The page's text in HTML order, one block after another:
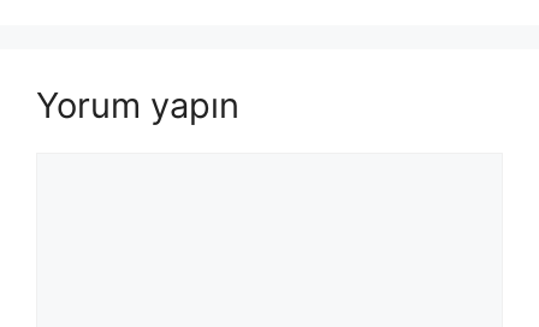
Yorum yapın